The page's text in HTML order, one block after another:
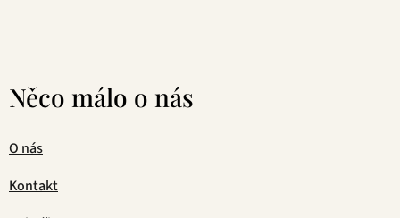
Něco málo o nás
O nás
Kontakt